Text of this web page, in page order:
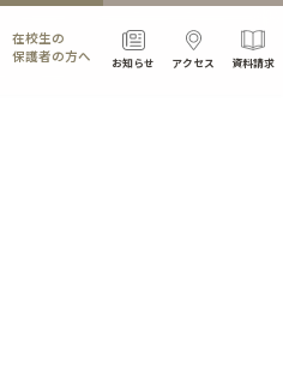
お知らせ アクセス 資料請求
在校生の
保護者の方へ